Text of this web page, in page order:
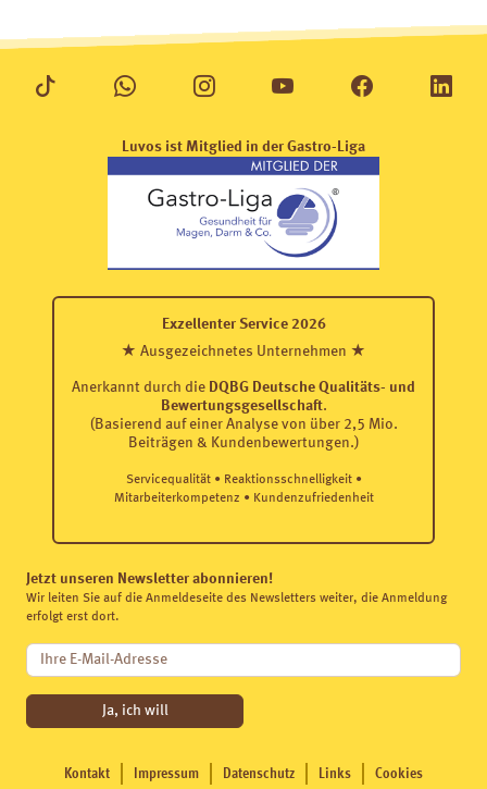
Luvos ist Mitglied in der Gastro-Liga
Exzellenter Service 2026
★ Ausgezeichnetes Unternehmen ★
Anerkannt durch die DQBG Deutsche Qualitäts- und
Bewertungsgesellschaft.
(Basierend auf einer Analyse von über 2,5 Mio.
Beiträgen & Kundenbewertungen.)
Servicequalität • Reaktionsschnelligkeit •
Mitarbeiterkompetenz • Kundenzufriedenheit
Jetzt unseren Newsletter abonnieren!
Wir leiten Sie auf die Anmeldeseite des Newsletters weiter, die Anmeldung
erfolgt erst dort.
Ja, ich will
Kontakt Impressum Datenschutz Links Cookies